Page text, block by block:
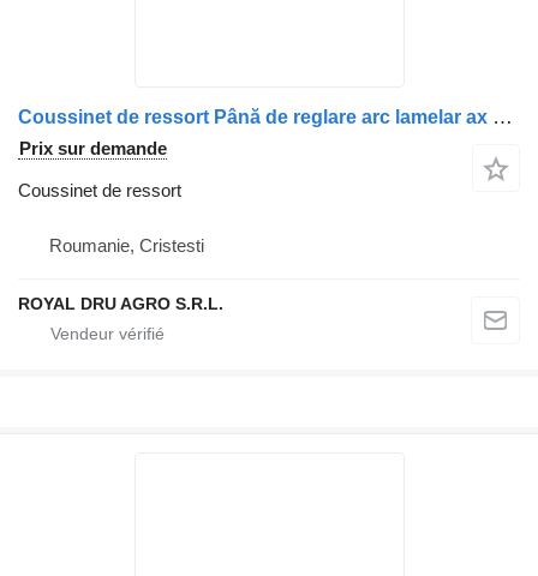
Coussinet de ressort Până de reglare arc lamelar ax secundar stânga pour camion Scania 1827598 15476
Prix sur demande
Coussinet de ressort
Roumanie, Cristesti
ROYAL DRU AGRO S.R.L.